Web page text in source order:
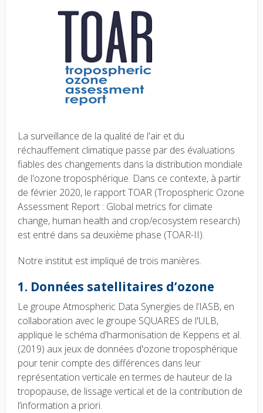
La surveillance de la qualité de l'air et du
réchauffement climatique passe par des évaluations
fiables des changements dans la distribution mondiale
de l'ozone troposphérique. Dans ce contexte, à partir
de février 2020, le rapport TOAR (Tropospheric Ozone
Assessment Report : Global metrics for climate
change, human health and crop/ecosystem research)
est entré dans sa deuxième phase (TOAR-II).
Notre institut est impliqué de trois manières.
1. Données satellitaires d’ozone
Le groupe Atmospheric Data Synergies de l’IASB, en
collaboration avec le groupe SQUARES de l'ULB,
applique le schéma d'harmonisation de Keppens et al.
(2019) aux jeux de données d'ozone troposphérique
pour tenir compte des différences dans leur
représentation verticale en termes de hauteur de la
tropopause, de lissage vertical et de la contribution de
l’information a priori.